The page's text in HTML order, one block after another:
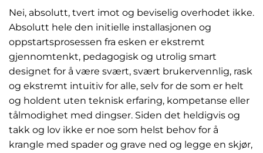
Nei, absolutt, tvert imot og beviselig overhodet ikke.
Absolutt hele den initielle installasjonen og
oppstartsprosessen fra esken er ekstremt
gjennomtenkt, pedagogisk og utrolig smart
designet for å være svært, svært brukervennlig, rask
og ekstremt intuitiv for alle, selv for de som er helt
og holdent uten teknisk erfaring, kompetanse eller
tålmodighet med dingser. Siden det heldigvis og
takk og lov ikke er noe som helst behov for å
krangle med spader og grave ned og legge en skjør,